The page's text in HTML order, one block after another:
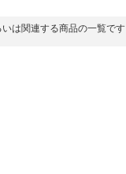
は関連する商品の一覧です